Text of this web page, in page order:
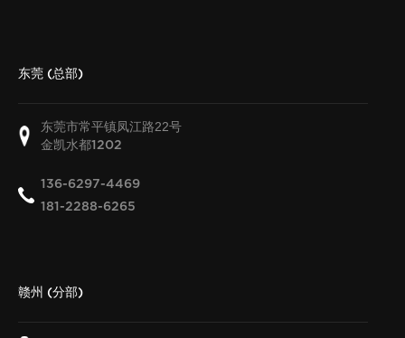
东莞 (总部)
东莞市常平镇凤江路22号
金凯水都1202
136-6297-4469
181-2288-6265
赣州 (分部)